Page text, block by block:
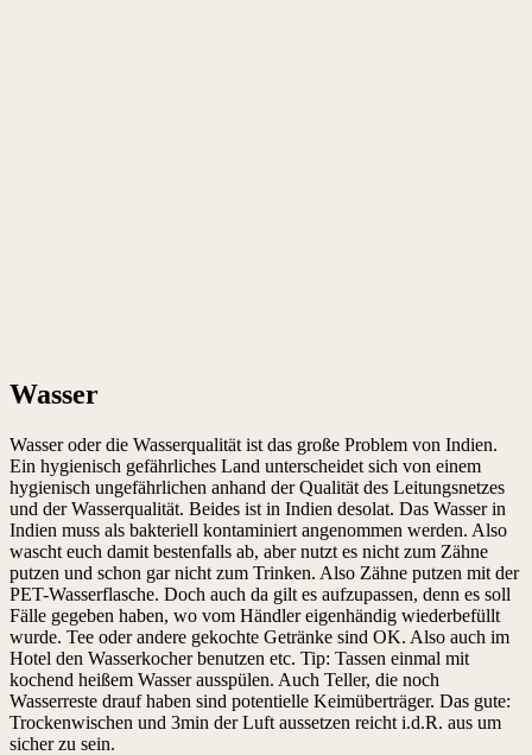
Wasser
Wasser oder die Wasserqualität ist das große Problem von Indien.
Ein hygienisch gefährliches Land unterscheidet sich von einem
hygienisch ungefährlichen anhand der Qualität des Leitungsnetzes
und der Wasserqualität. Beides ist in Indien desolat. Das Wasser in
Indien muss als bakteriell kontaminiert angenommen werden. Also
wascht euch damit bestenfalls ab, aber nutzt es nicht zum Zähne
putzen und schon gar nicht zum Trinken. Also Zähne putzen mit der
PET-Wasserflasche. Doch auch da gilt es aufzupassen, denn es soll
Fälle gegeben haben, wo vom Händler eigenhändig wiederbefüllt
wurde. Tee oder andere gekochte Getränke sind OK. Also auch im
Hotel den Wasserkocher benutzen etc. Tip: Tassen einmal mit
kochend heißem Wasser ausspülen. Auch Teller, die noch
Wasserreste drauf haben sind potentielle Keimüberträger. Das gute:
Trockenwischen und 3min der Luft aussetzen reicht i.d.R. aus um
sicher zu sein.